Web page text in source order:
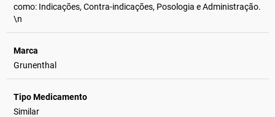
como: Indicações, Contra-indicações, Posologia e Administração.
\n
Marca
Grunenthal
Tipo Medicamento
Similar